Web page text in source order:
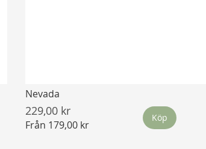
Nevada
229,00 kr
Från 179,00 kr
Köp